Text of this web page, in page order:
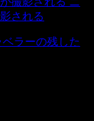
される
ラーの残した